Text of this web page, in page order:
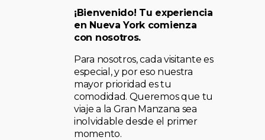
¡Bienvenido! Tu experiencia
en Nueva York comienza
con nosotros.
Para nosotros, cada visitante es
especial, y por eso nuestra
mayor prioridad es tu
comodidad. Queremos que tu
viaje a la Gran Manzana sea
inolvidable desde el primer
momento.